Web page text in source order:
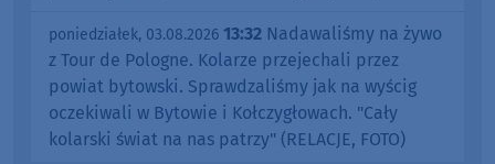
poniedziałek, 03.08.2026 13:32 Nadawaliśmy na żywo
z Tour de Pologne. Kolarze przejechali przez
powiat bytowski. Sprawdzaliśmy jak na wyścig
oczekiwali w Bytowie i Kołczygłowach. "Cały
kolarski świat na nas patrzy" (RELACJE, FOTO)